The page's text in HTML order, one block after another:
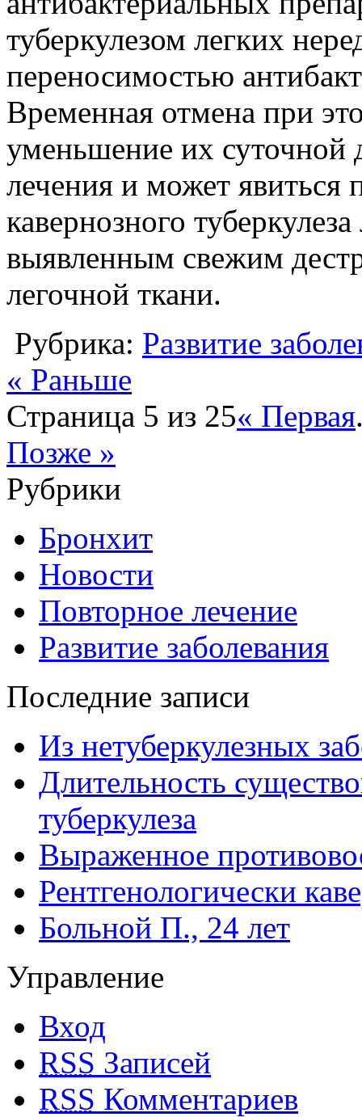
туберкулезом легких
переносимостью
Временная отмена при
уменьшение их суточной
лечения и может
кавернозного
выявленным свежим
легочной ткани.
Рубрика: Развитие
« Раньше
Страница 5 из 25« Первая
Позже »
Рубрики
Бронхит
Новости
Повторное лечение
Развитие заболевания
Последние записи
Из нетуберкулезных
Длительность
туберкулеза
Выраженное
Рентгенологически
Больной П., 24 лет
Управление
Вход
RSS Записей
RSS Комментариев